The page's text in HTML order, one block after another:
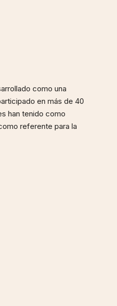
como una
en más de 40
han tenido como
referente para la